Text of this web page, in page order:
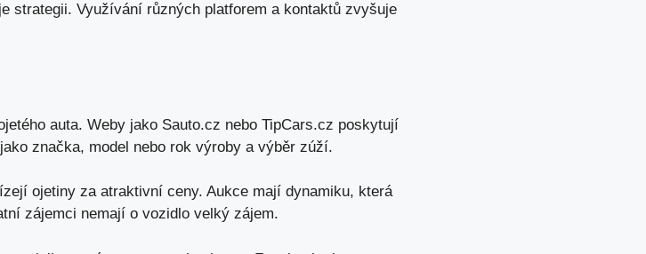
strategii. Využívání různých platforem a kontaktů zvyšuje
auta. Weby jako Sauto.cz nebo TipCars.cz poskytují
značka, model nebo rok výroby a výběr zúží.
ojetiny za atraktivní ceny. Aukce mají dynamiku, která
zájemci nemají o vozidlo velký zájem.